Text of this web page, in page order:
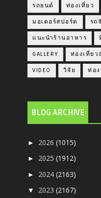
รถยนต์ ท่องเที่ยว
มอเตอร์สปอร์ต รถ
แนะนำร้านอาหาร
GALLERY ท่องเที่ยว
VIDEO วิจัย ท่อ
BLOG ARCHIVE
► 2026(1015)
► 2025(1912)
► 2024(2163)
▼ 2023(2167)